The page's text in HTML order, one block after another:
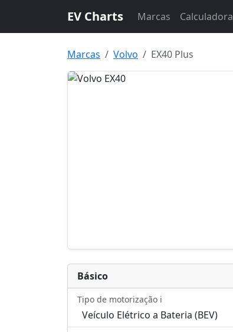
EV Charts Marcas Calculadora
Marcas Volvo EX40 Plus
Básico
Tipo de motorização ℹ️
Veículo Elétrico a Bateria (BEV)